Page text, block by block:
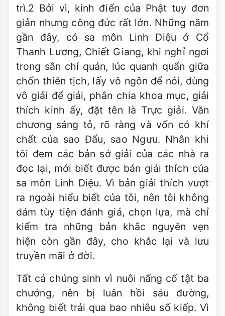
trì.2 Bởi vì, kinh điển của Phật tuy đơn
giản nhưng công đức rất lớn. Những năm
gần đây, có sa môn Linh Diệu ở Cổ
Thanh Lương, Chiết Giang, khi nghỉ ngơi
trong sân chỉ quán, lúc quanh quẩn giữa
chốn thiên tịch, lấy vô ngôn để nói, dùng
vô giải để giải, phân chia khoa mục, giải
thích kinh ấy, đặt tên là Trực giải. Văn
chương sáng tỏ, rõ ràng và vốn có khí
chất của sao Đẩu, sao Ngưu. Nhân khi
tôi đem các bản sớ giải của các nhà ra
đọc lại, mới biết được bản giải thích của
sa môn Linh Diệu. Vì bản giải thích vượt
ra ngoài hiểu biết của tôi, nên tôi không
dám tùy tiện đánh giá, chọn lựa, mà chỉ
kiểm tra những bản khắc nguyên vẹn
hiện còn gần đây, cho khắc lại và lưu
truyền mãi ở đời.
Tất cả chúng sinh vì nuôi nấng cố tật ba
chướng, nên bị luân hồi sáu đường,
không biết trải qua bao nhiêu số kiếp. Vì